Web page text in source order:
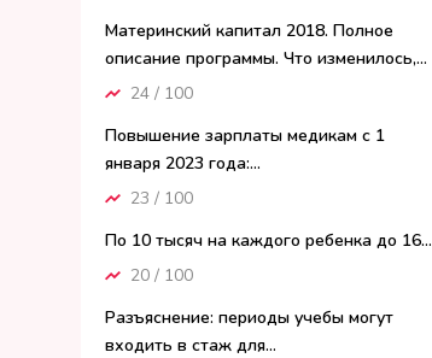
Материнский капитал 2018. Полное
описание программы. Что изменилось,...
24 / 100
Повышение зарплаты медикам с 1
января 2023 года:...
23 / 100
По 10 тысяч на каждого ребенка до 16...
20 / 100
Разъяснение: периоды учебы могут
входить в стаж для...